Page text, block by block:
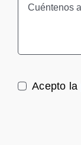
Acepto la